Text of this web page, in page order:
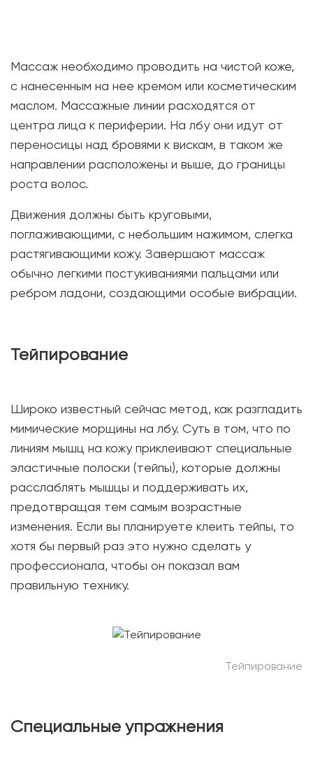
Массаж необходимо проводить на чистой коже,
с нанесенным на нее кремом или косметическим
маслом. Массажные линии расходятся от
центра лица к периферии. На лбу они идут от
переносицы над бровями к вискам, в таком же
направлении расположены и выше, до границы
роста волос.
Движения должны быть круговыми,
поглаживающими, с небольшим нажимом, слегка
растягивающими кожу. Завершают массаж
обычно легкими постукиваниями пальцами или
ребром ладони, создающими особые вибрации.
Тейпирование
Широко известный сейчас метод, как разгладить
мимические морщины на лбу. Суть в том, что по
линиям мышц на кожу приклеивают специальные
эластичные полоски (тейпы), которые должны
расслаблять мышцы и поддерживать их,
предотвращая тем самым возрастные
изменения. Если вы планируете клеить тейпы, то
хотя бы первый раз это нужно сделать у
профессионала, чтобы он показал вам
правильную технику.
Тейпирование
Специальные упражнения